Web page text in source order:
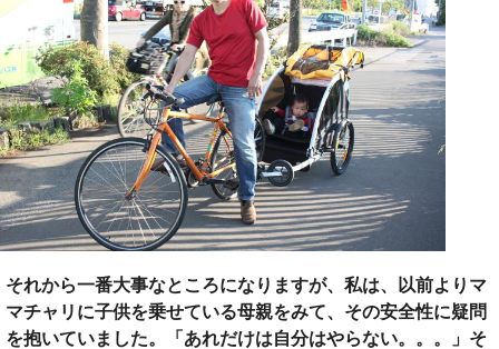
それから一番大事なところになりますが、私は、以前よりマ
マチャリに子供を乗せている母親をみて、その安全性に疑問
を抱いていました。「あれだけは自分はやらない。。。」そ